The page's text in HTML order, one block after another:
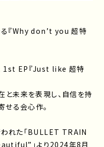
『Why don’t you 超特
1st EP『Just like 超特
と未来を表現し、自信を持
せる会心作。
れた「BULLET TRAIN
」より2024年8月